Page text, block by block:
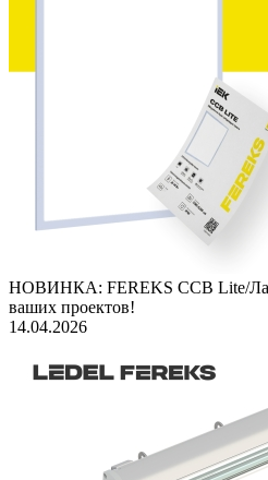
НОВИНКА: FEREKS ССВ Lite/
ваших проектов!
14.04.2026